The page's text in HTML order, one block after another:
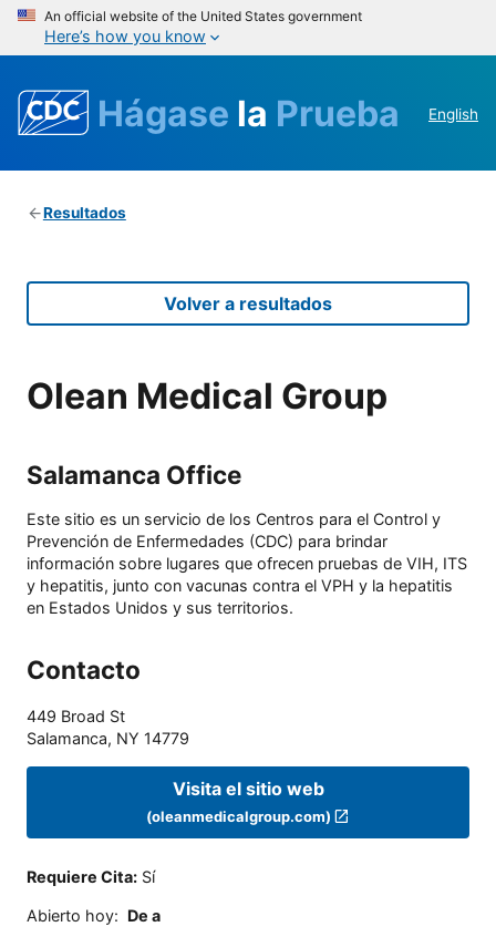
An official website of the United States government
Here’s how you know
Hágase la Prueba English
Resultados
Volver a resultados
Olean Medical Group
Salamanca Office
Este sitio es un servicio de los Centros para el Control y
Prevención de Enfermedades (CDC) para brindar
información sobre lugares que ofrecen pruebas de VIH, ITS
y hepatitis, junto con vacunas contra el VPH y la hepatitis
en Estados Unidos y sus territorios.
Contacto
449 Broad St
Salamanca, NY 14779
Visita el sitio web
(oleanmedicalgroup.com)
Requiere Cita: Sí
Abierto hoy: De a